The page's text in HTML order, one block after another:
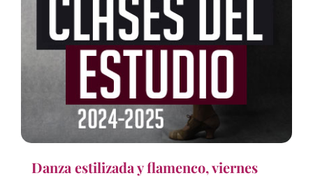
Danza estilizada y flamenco, viernes